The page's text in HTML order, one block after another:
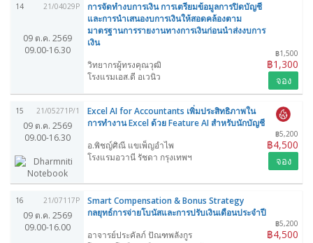
14 21/04029P
09 ต.ค. 2569
09.00-16.30
การจัดทำงบการเงิน การเตรียมข้อมูลการปิดบัญชี
และการนำเสนองบการเงินให้สอดคล้องตาม
มาตรฐานการรายงานทางการเงินก่อนนำส่งงบการ
เงิน
฿1,500
฿1,300
วิทยากรผู้ทรงคุณวุฒิ
โรงแรมเอส.ดี อเวนิว
จอง
15 21/05271P/1
09 ต.ค. 2569
09.00-16.30
Excel AI for Accountants เพิ่มประสิทธิภาพใน
การทำงาน Excel ด้วย Feature AI สำหรับนักบัญชี
฿5,200
฿4,500
อ.พิชญ์ศิณี แขเพ็ญอำไพ
โรงแรมอวานี รัชดา กรุงเทพฯ
จอง
16 21/07117P
09 ต.ค. 2569
09.00-16.00
Smart Compensation & Bonus Strategy
กลยุทธ์การจ่ายโบนัสและการปรับเงินเดือนประจำปี
฿5,200
฿4,500
อาจารย์ประคัลภ์ ปัณฑพลังกูร